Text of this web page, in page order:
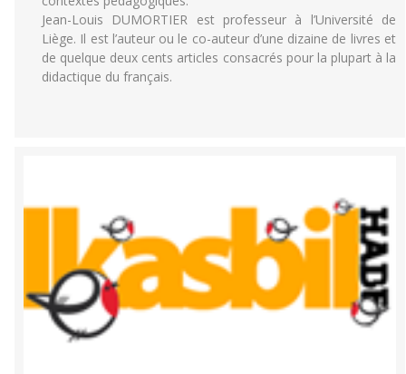
Jean-Louis DUMORTIER est professeur à l’Université de
Liège. Il est l’auteur ou le co-auteur d’une dizaine de livres et
de quelque deux cents articles consacrés pour la plupart à la
didactique du français.